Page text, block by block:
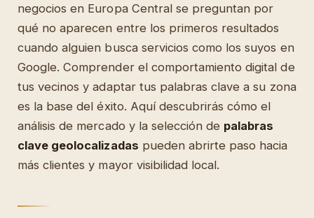
negocios en Europa Central se preguntan por
qué no aparecen entre los primeros resultados
cuando alguien busca servicios como los suyos en
Google. Comprender el comportamiento digital de
tus vecinos y adaptar tus palabras clave a su zona
es la base del éxito. Aquí descubrirás cómo el
análisis de mercado y la selección de palabras
clave geolocalizadas pueden abrirte paso hacia
más clientes y mayor visibilidad local.